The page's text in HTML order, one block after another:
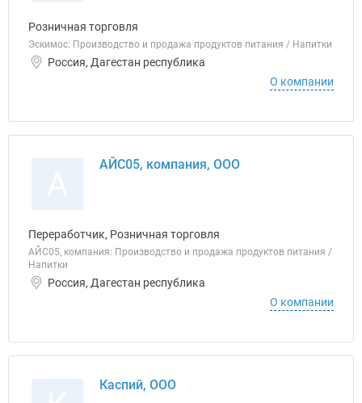
Розничная торговля
Эскимос: Производство и продажа продуктов питания / Напитки
Россия, Дагестан республика
О компании
АЙС05, компания, ООО
Переработчик, Розничная торговля
АЙС05, компания: Производство и продажа продуктов питания /
Напитки
Россия, Дагестан республика
О компании
Каспий, ООО